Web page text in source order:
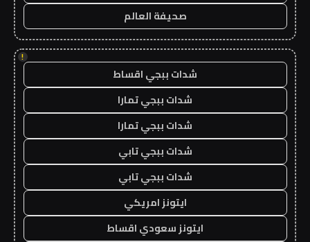
صحيفة العالم
!
شدات ببجي اقساط
شدات ببجي تمارا
شدات ببجي تمارا
شدات ببجي تابي
شدات ببجي تابي
ايتونز امريكي
ايتونز سعودي اقساط